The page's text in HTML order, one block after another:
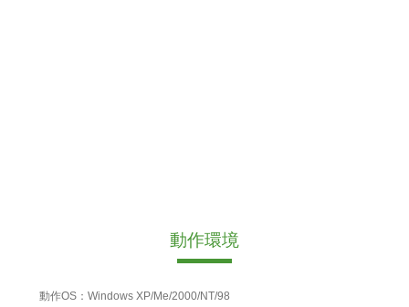
動作環境
動作OS：Windows XP/Me/2000/NT/98